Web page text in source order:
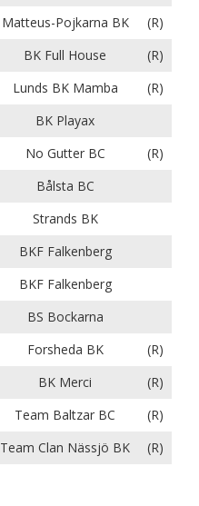
Matteus-Pojkarna BK
(R)
BK Full House
(R)
Lunds BK Mamba
(R)
BK Playax
No Gutter BC
(R)
Bålsta BC
Strands BK
BKF Falkenberg
BKF Falkenberg
BS Bockarna
Forsheda BK
(R)
BK Merci
(R)
Team Baltzar BC
(R)
Team Clan Nässjö BK (R)